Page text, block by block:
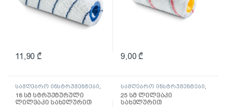
11,90 ₾ 9,00 ₾
სამღებრო ინსტრუმენტები
ლილვაკი და აქსესუარები
18 სმ სტრუქტურული
ლილვაკი სახელურით
სამღებრო ინსტრუმენტები
ლილვაკი და აქსესუარები
25 სმ ლილვაკი
სახელურით